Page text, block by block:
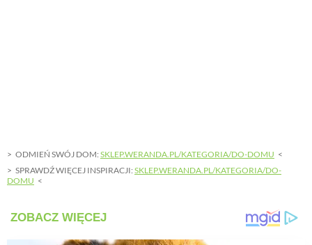
ODMIEŃ SWÓJ DOM: SKLEP.WERANDA.PL/KATEGORIA/DO-DOMU
SPRAWDŹ WIĘCEJ INSPIRACJI: SKLEP.WERANDA.PL/KATEGORIA/DO-
DOMU